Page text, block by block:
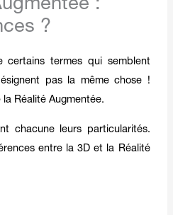
:
?
certains termes qui semblent
pas la même chose !
Réalité Augmentée.
chacune leurs particularités.
entre la 3D et la Réalité